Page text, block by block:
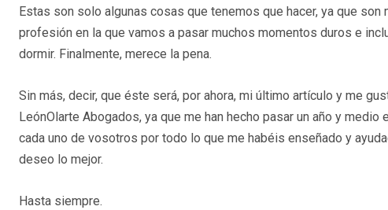
Estas son solo algunas cosas que tenemos que hacer, ya que
profesión en la que vamos a pasar muchos momentos duros e
dormir. Finalmente, merece la pena.
Sin más, decir, que éste será, por ahora, mi último artículo y me
LeónOlarte Abogados, ya que me han hecho pasar un año y
cada uno de vosotros por todo lo que me habéis enseñado y
deseo lo mejor.
Hasta siempre.